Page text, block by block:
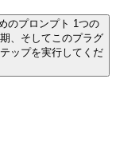
のプロンプト 1つの
、そしてこのプラグ
ップを実行してくだ